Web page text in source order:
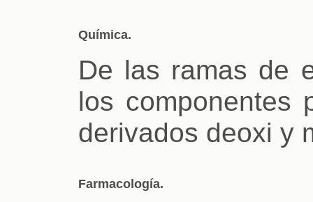
Química.
De las ramas de
los componentes
derivados deoxi y
Farmacología.